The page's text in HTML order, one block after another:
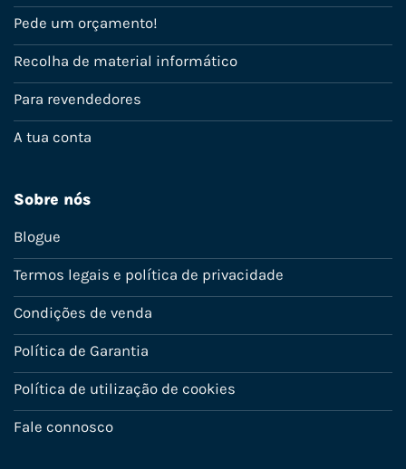
Pede um orçamento!
Recolha de material informático
Para revendedores
A tua conta
Sobre nós
Blogue
Termos legais e política de privacidade
Condições de venda
Política de Garantia
Política de utilização de cookies
Fale connosco